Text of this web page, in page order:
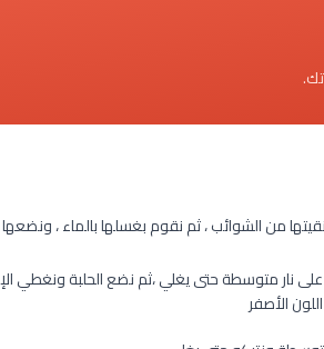
من الشوائب ، ثم نقوم بغسلها بالماء ،
الأصفر